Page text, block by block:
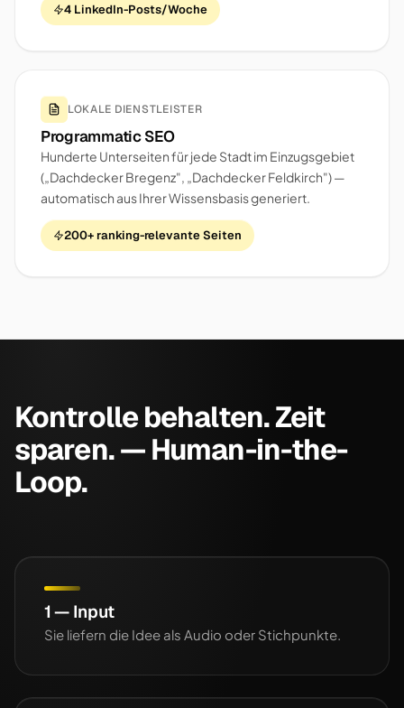
4 LinkedIn-Posts/Woche
LOKALE DIENSTLEISTER
Programmatic SEO
Hunderte Unterseiten für jede Stadt im Einzugsgebiet
(„Dachdecker Bregenz", „Dachdecker Feldkirch") —
automatisch aus Ihrer Wissensbasis generiert.
200+ ranking-relevante Seiten
Kontrolle behalten. Zeit
sparen. — Human-in-the-
Loop.
1 — Input
Sie liefern die Idee als Audio oder Stichpunkte.